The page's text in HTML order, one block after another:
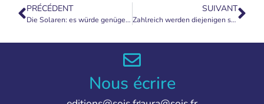
PRÉCÉDENT
Die Solaren: es würde genügen, euer Leben anders zu denken…
SUIVANT
Zahlreich werden diejenigen sein, die sich zu unrecht als Retter geben werden…
Nous écrire